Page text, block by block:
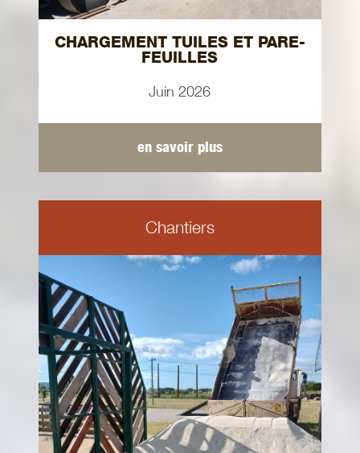
CHARGEMENT TUILES ET PARE-
FEUILLES
Juin 2026
en savoir plus
Chantiers